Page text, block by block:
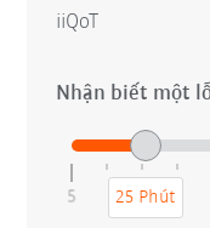
iiQoT
Nhận biết một
25 Phút
5